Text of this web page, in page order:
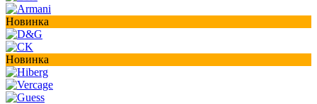
Новинка
Новинка